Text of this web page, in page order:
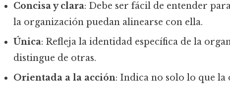
Concisa y clara: Debe ser fácil de entender
la organización puedan alinearse con ella.
Única: Refleja la identidad específica de la
distingue de otras.
Orientada a la acción: Indica no solo lo que